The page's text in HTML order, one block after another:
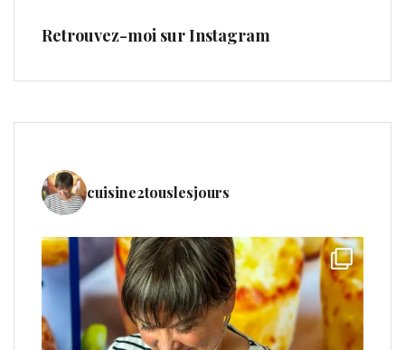
Retrouvez-moi sur Instagram
cuisine2touslesjours